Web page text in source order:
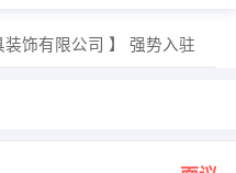
装饰有限公司 】 强势入驻